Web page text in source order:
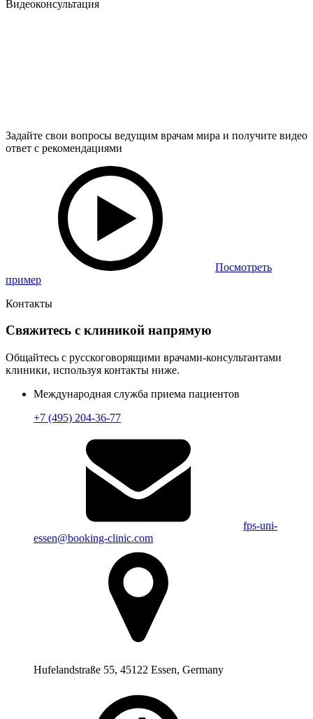
Видеоконсультация
Задайте свои вопросы ведущим врачам мира и получите видео
ответ с рекомендациями
Посмотреть
пример
Контакты
Свяжитесь с клиникой напрямую
Общайтесь с русскоговорящими врачами-консультантами
клиники, используя контакты ниже.
Международная служба приема пациентов
+7 (495) 204-36-77
fps-uni-
essen@booking-clinic.com
Hufelandstraße 55, 45122 Essen, Germany